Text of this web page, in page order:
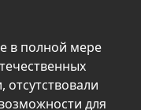
в полной мере
для